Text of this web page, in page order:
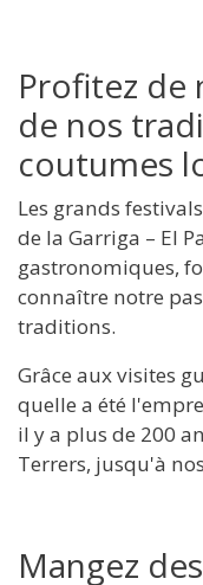
Profitez de
de nos
coutumes
Les grands
de la Garriga – El
gastronomiques,
connaître notre
traditions.
Grâce aux visites
quelle a été
il y a plus de 200
Terrers, jusqu'à
Mangez